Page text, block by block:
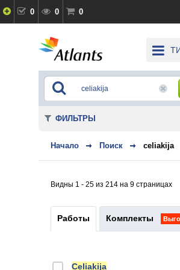
0 0 0
Начало Поиск celiakija
Видны 1 - 25 из 214 на 9 страницах
Работы Комплекты
Celiakija
ФИЛЬТРЫ